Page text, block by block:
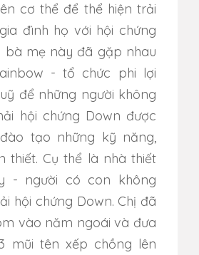
cơ thể để thể hiện trải
đình họ với hội chứng
bà mẹ này đã gặp nhau
- tổ chức phi lợi
để những người không
hội chứng Down được
tạo những kỹ năng,
thiết. Cụ thể là nhà thiết
- người có con không
hội chứng Down. Chị đã
vào năm ngoái và đưa
mũi tên xếp chồng lên